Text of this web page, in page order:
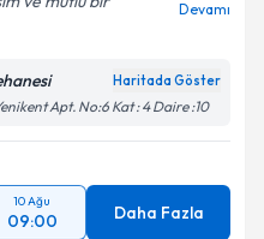
Devamı
Haritada Göster
Apt. No:6 Kat : 4 Daire :10
10 Ağu
09:00 Daha Fazla